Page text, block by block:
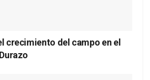
crecimiento del campo en el